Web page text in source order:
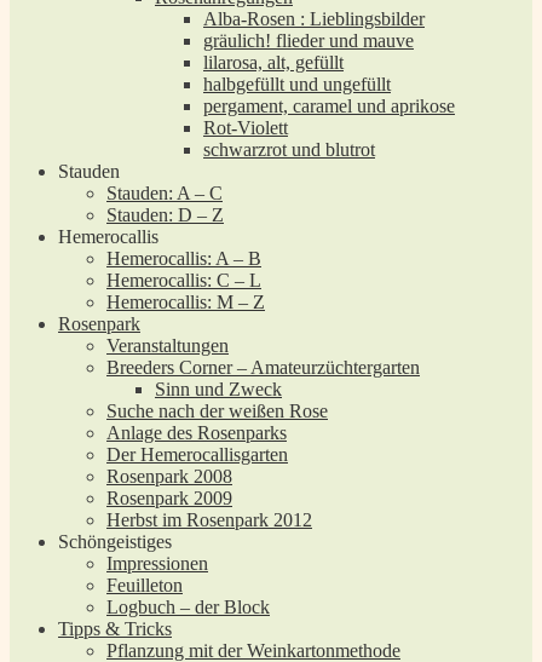
Alba-Rosen : Lieblingsbilder
gräulich! flieder und mauve
lilarosa, alt, gefüllt
halbgefüllt und ungefüllt
pergament, caramel und aprikose
Rot-Violett
schwarzrot und blutrot
Stauden
Stauden: A – C
Stauden: D – Z
Hemerocallis
Hemerocallis: A – B
Hemerocallis: C – L
Hemerocallis: M – Z
Rosenpark
Veranstaltungen
Breeders Corner – Amateurzüchtergarten
Sinn und Zweck
Suche nach der weißen Rose
Anlage des Rosenparks
Der Hemerocallisgarten
Rosenpark 2008
Rosenpark 2009
Herbst im Rosenpark 2012
Schöngeistiges
Impressionen
Feuilleton
Logbuch – der Block
Tipps & Tricks
Pflanzung mit der Weinkartonmethode